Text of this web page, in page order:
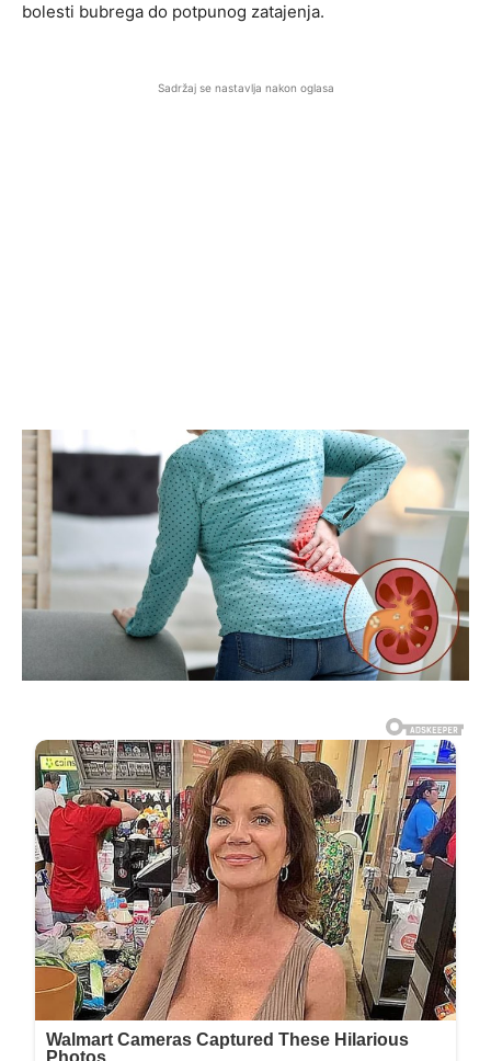
bolesti bubrega do potpunog zatajenja.
Sadržaj se nastavlja nakon oglasa